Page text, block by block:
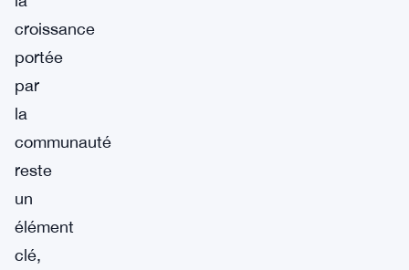
croissance
portée
par
la
communauté
reste
un
élément
clé,